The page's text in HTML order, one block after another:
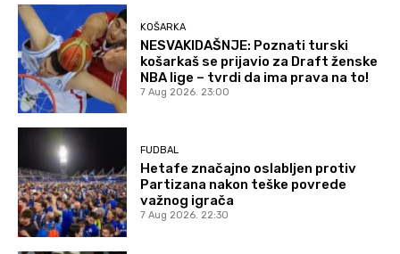
KOŠARKA
NESVAKIDAŠNJE: Poznati turski
košarkaš se prijavio za Draft ženske
NBA lige – tvrdi da ima prava na to!
7 Aug 2026. 23:00
FUDBAL
Hetafe značajno oslabljen protiv
Partizana nakon teške povrede
važnog igrača
7 Aug 2026. 22:30